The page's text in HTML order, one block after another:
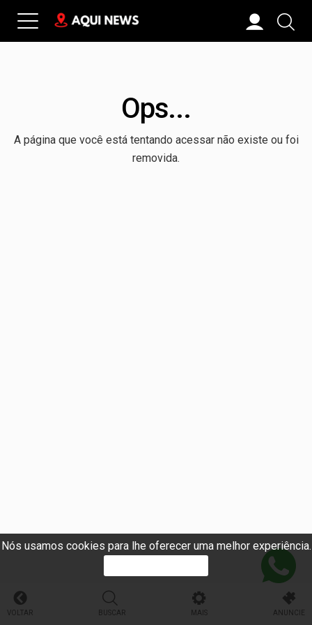
Nós usamos cookies para lhe oferecer uma melhor experiência.
Ops...
A página que você está tentando acessar não existe ou foi
removida.
VOLTAR BUSCAR MAIS ANUNCIE